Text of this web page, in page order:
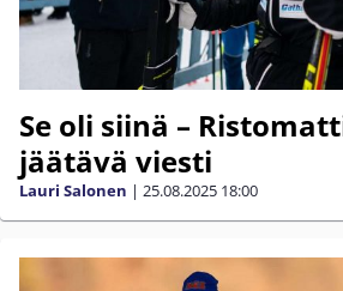
Se oli siinä –
jäätävä viesti
Lauri Salonen | 25.08.2025 18:00